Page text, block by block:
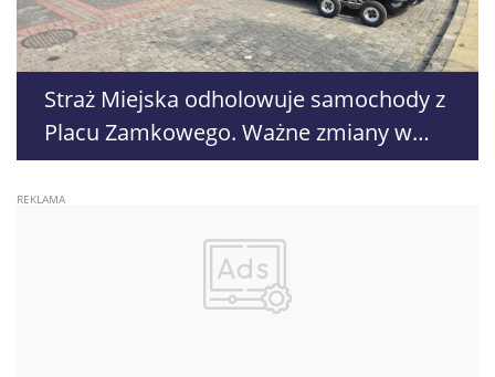
Straż Miejska odholowuje samochody z
Placu Zamkowego. Ważne zmiany w
ruchu